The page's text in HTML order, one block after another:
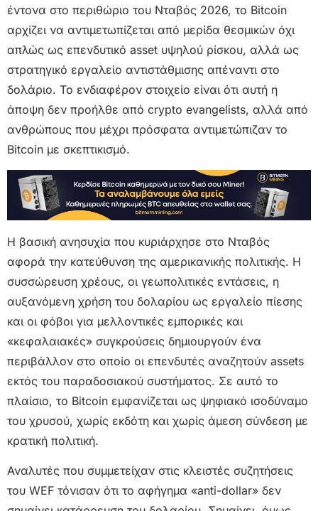
έντονα στο περιθώριο του Νταβός 2026, το Bitcoin
αρχίζει να αντιμετωπίζεται από μερίδα θεσμικών όχι
απλώς ως επενδυτικό asset υψηλού ρίσκου, αλλά ως
στρατηγικό εργαλείο αντιστάθμισης απέναντι στο
δολάριο. Το ενδιαφέρον στοιχείο είναι ότι αυτή η
άποψη δεν προήλθε από crypto evangelists, αλλά από
ανθρώπους που μέχρι πρόσφατα αντιμετώπιζαν το
Bitcoin με σκεπτικισμό.
Η βασική ανησυχία που κυριάρχησε στο Νταβός
αφορά την κατεύθυνση της αμερικανικής πολιτικής. Η
συσσώρευση χρέους, οι γεωπολιτικές εντάσεις, η
αυξανόμενη χρήση του δολαρίου ως εργαλείο πίεσης
και οι φόβοι για μελλοντικές εμπορικές και
«κεφαλαιακές» συγκρούσεις δημιουργούν ένα
περιβάλλον στο οποίο οι επενδυτές αναζητούν assets
εκτός του παραδοσιακού συστήματος. Σε αυτό το
πλαίσιο, το Bitcoin εμφανίζεται ως ψηφιακό ισοδύναμο
του χρυσού, χωρίς εκδότη και χωρίς άμεση σύνδεση με
κρατική πολιτική.
Αναλυτές που συμμετείχαν στις κλειστές συζητήσεις
του WEF τόνισαν ότι το αφήγημα «anti-dollar» δεν